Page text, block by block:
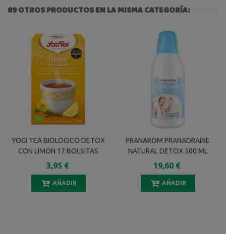
89 OTROS PRODUCTOS EN LA MISMA CATEGORÍA:
YOGI TEA BIOLOGICO DETOX
CON LIMON 17 BOLSITAS
3,95 €
AÑADIR
PRANAROM PRANADRAINE
NATURAL DETOX 500 ML
19,60 €
AÑADIR